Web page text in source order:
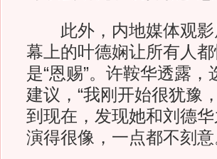
此外，内地媒体观影
幕上的叶德娴让所有人
是“恩赐”。许鞍华透露
建议，“我刚开始很犹豫
到现在，发现她和刘德
演得很像，一点都不刻意